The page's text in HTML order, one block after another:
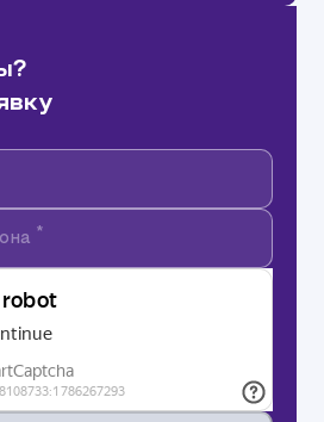
*